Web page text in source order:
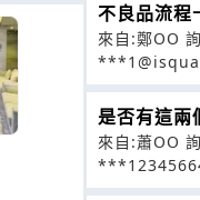
不良品流程
來自:鄭OO
是否有這兩
來自:蕭OO